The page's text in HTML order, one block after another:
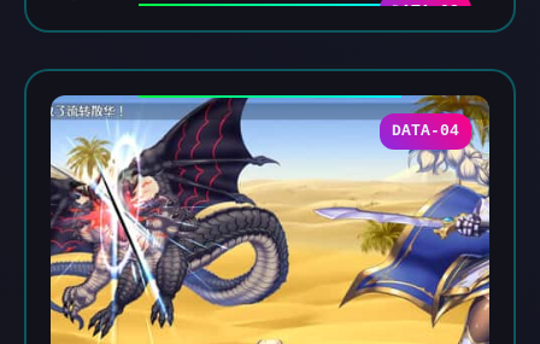
DATA-03
DATA-04